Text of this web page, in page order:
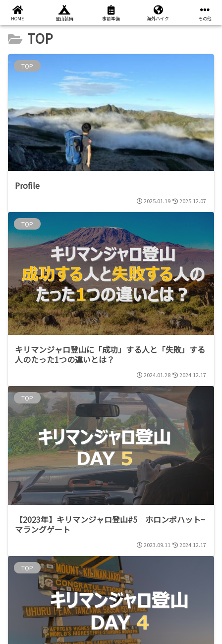
TOP
TOP
Profile
2025.01.19 2025.12.07
TOP
キリマンジャロ登山に「成功」する人と「失敗」する
人のたった1つの違いとは？
2024.01.28 2024.12.17
TOP
【2023年】キリマンジャロ登山#5 ホロンボハット~
マラングゲート
2023.09.11 2024.12.17
TOP
HOME 登山装備 事前準備 海外ハイク その他